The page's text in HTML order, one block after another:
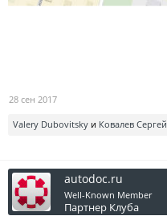
28 сен 2017
Valery Dubovitsky и Ковалев Сергей
autodoc.ru
Well-Known Member
Партнер Клуба